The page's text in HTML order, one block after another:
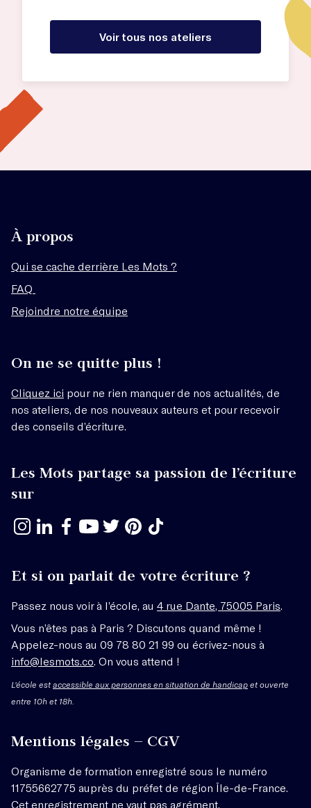
Voir tous nos ateliers
À propos
Qui se cache derrière Les Mots ?
FAQ
Rejoindre notre équipe
On ne se quitte plus !
Cliquez ici pour ne rien manquer de nos actualités, de
nos ateliers, de nos nouveaux auteurs et pour recevoir
des conseils d’écriture.
Les Mots partage sa passion de l’écriture
sur
Et si on parlait de votre écriture ?
Passez nous voir à l’école, au 4 rue Dante, 75005 Paris
Vous n’êtes pas à Paris ? Discutons quand même !
Appelez-nous au 09 78 80 21 99 ou écrivez-nous à
info@lesmots.co . On vous attend !
L'école estaccessible aux personnes en situation de handicap et ouverte
entre 10h et 18h.
Mentions légales – CGV
Organisme de formation enregistré sous le numéro
11755662775 auprès du préfet de région Île-de-France.
Cet enregistrement ne vaut pas agrément.